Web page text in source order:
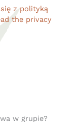
z polityką
the privacy
w grupie?